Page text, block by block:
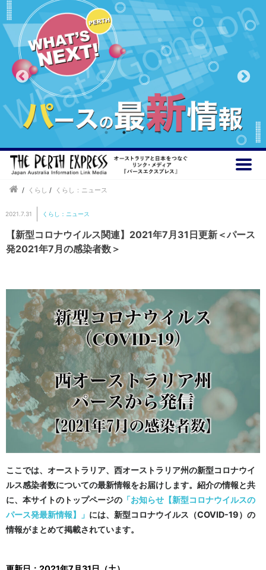
/ くらし / くらし：ニュース
2021.7.31 くらし：ニュース
【新型コロナウイルス関連】2021年7月31日更新＜パース
発2021年7月の感染者数＞
ここでは、オーストラリア、西オーストラリア州の新型コロナウイ
ルス感染者数についての最新情報をお届けします。紹介の情報と共
に、本サイトのトップページの 「お知らせ【新型コロナウイルスの
パース発最新情報】」 には、新型コロナウイルス（COVID-19）の
情報がまとめて掲載されています。